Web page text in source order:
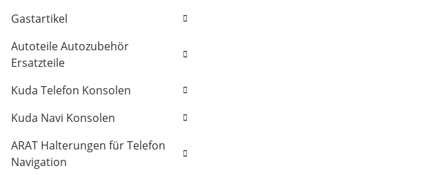
Gastartikel
Autoteile Autozubehör
Ersatzteile
Kuda Telefon Konsolen
Kuda Navi Konsolen
ARAT Halterungen für Telefon
Navigation